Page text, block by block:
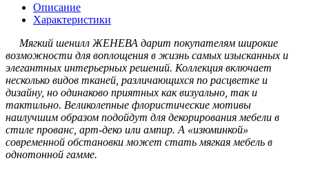
Описание
Характеристики
Мягкий шенилл ЖЕНЕВА дарит покупателям широкие
возможности для воплощения в жизнь самых изысканных и
элегантных интерьерных решений. Коллекция включает
несколько видов тканей, различающихся по расцветке и
дизайну, но одинаково приятных как визуально, так и
тактильно. Великолепные флористические мотивы
наилучшим образом подойдут для декорирования мебели в
стиле прованс, арт-деко или ампир. А «изюминкой»
современной обстановки может стать мягкая мебель в
однотонной гамме.